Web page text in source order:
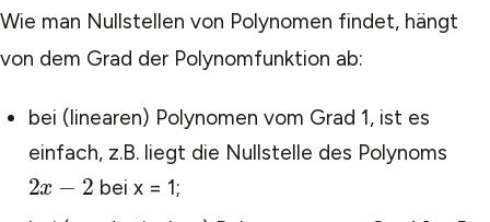
Wie man Nullstellen von Polynomen findet, hängt
von dem Grad der Polynomfunktion ab:
bei (linearen) Polynomen vom Grad 1, ist es
einfach, z.B. liegt die Nullstelle des Polynoms
2
bei x = 1;